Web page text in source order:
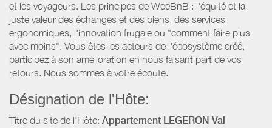
et les voyageurs. Les principes de WeeBnB : l'équité et la
juste valeur des échanges et des biens, des services
ergonomiques, l'innovation frugale ou "comment faire plus
avec moins". Vous êtes les acteurs de l'écosystème créé,
participez à son amélioration en nous faisant part de vos
retours. Nous sommes à votre écoute.
Désignation de l'Hôte:
Titre du site de l'Hôte: Appartement LEGERON Val